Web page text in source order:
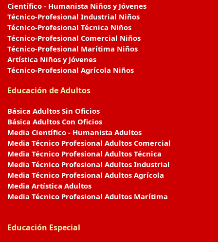
Científico - Humanista Niños y Jóvenes
Técnico-Profesional Industrial Niños
Técnico-Profesional Técnica Niños
Técnico-Profesional Comercial Niños
Técnico-Profesional Marítima Niños
Artística Niños y Jóvenes
Técnico-Profesional Agrícola Niños
Educación de Adultos
Básica Adultos Sin Oficios
Básica Adultos Con Oficios
Media Científico - Humanista Adultos
Media Técnico Profesional Adultos Comercial
Media Técnico Profesional Adultos Técnica
Media Técnico Profesional Adultos Industrial
Media Técnico Profesional Adultos Agrícola
Media Artística Adultos
Media Técnico Profesional Adultos Marítima
Educación Especial